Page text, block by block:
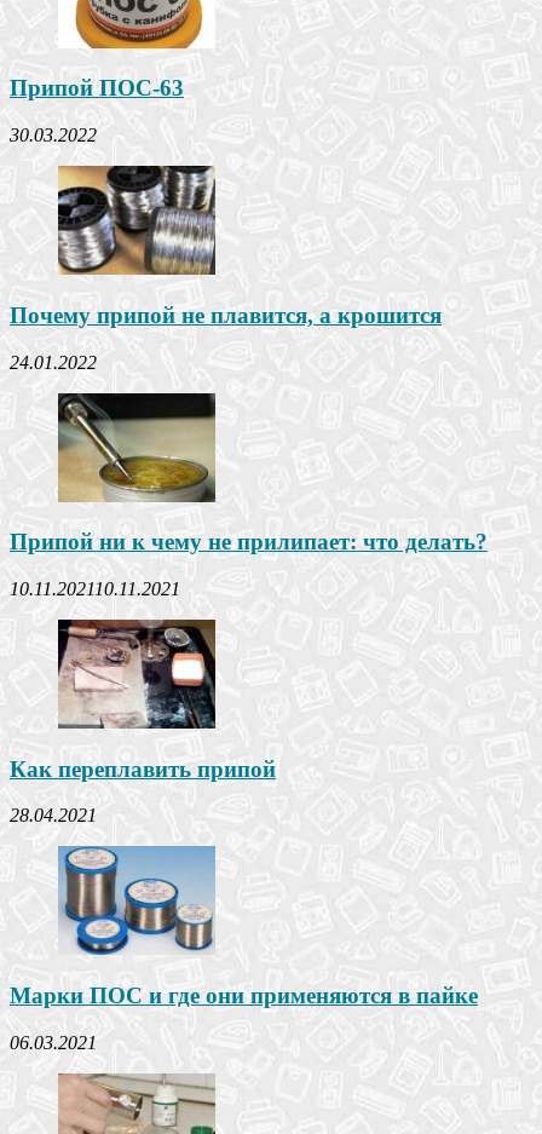
Припой ПОС-63
30.03.2022
Почему припой не плавится, а крошится
24.01.2022
Припой ни к чему не прилипает: что делать?
10.11.202110.11.2021
Как переплавить припой
28.04.2021
Марки ПОС и где они применяются в пайке
06.03.2021